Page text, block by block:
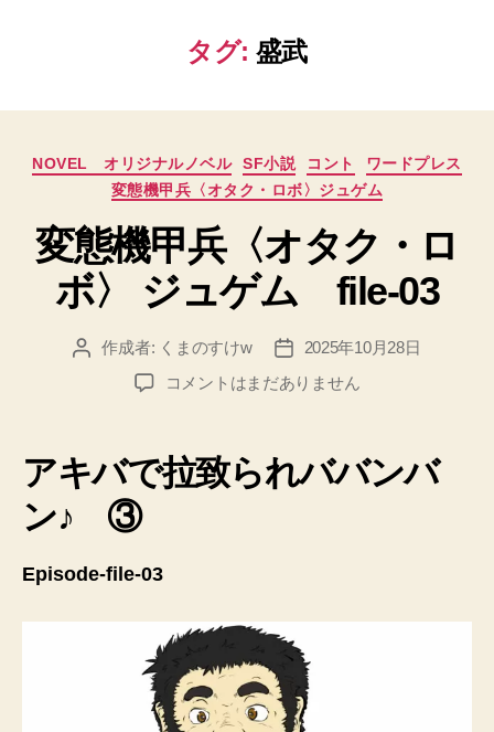
タグ: 盛武
カ
テ
リ
ー
NOVEL オリジナルノベル SF小説 コント
ワードプレス
変態機甲兵〈オタク・ロボ〉ジュゲム
変態機甲兵〈オタク・ロ
ボ〉 ジュゲム file-03
投
作成者: くまのすけw
投
稿
日
2025年10月28日
変
甲
兵
ジ
ュ
ム
file-
コメントはまだありません
アキバで拉致られババンバ
ン♪ ③
Episode-file-03